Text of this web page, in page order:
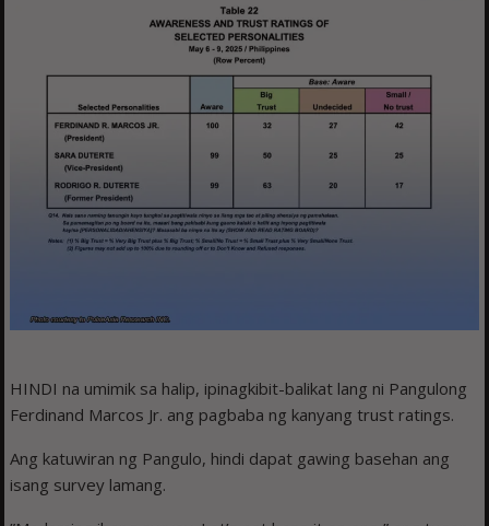
HINDI na umimik sa halip, ipinagkibit-balikat lang ni Pangulong
Ferdinand Marcos Jr. ang pagbaba ng kanyang trust ratings.
Ang katuwiran ng Pangulo, hindi dapat gawing basehan ang
isang survey lamang.